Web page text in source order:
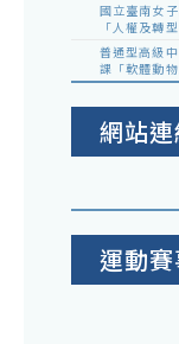
國立臺南女
「人權及轉
普通型高級
課「軟體動
網站連
運動